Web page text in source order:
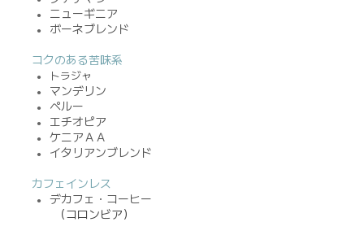
● ニューギニア
● ボーネブレンド
コクのある苦味系
● トラジャ
● マンデリン
● ペルー
● エチオピア
● ケニアＡＡ
● イタリアンブレンド
カフェインレス
● デカフェ・コーヒー
（コロンビア）